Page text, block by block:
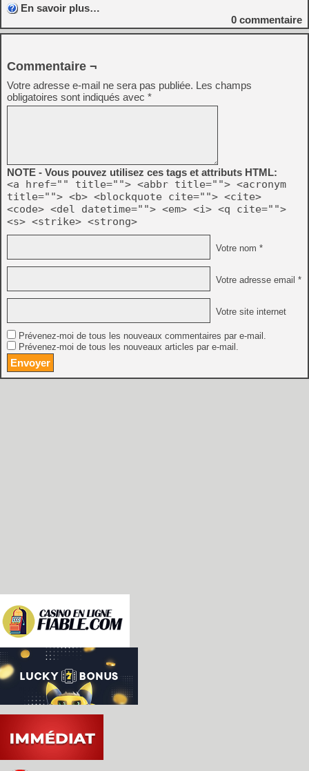
En savoir plus…
0 commentaire
Commentaire ¬
Votre adresse e-mail ne sera pas publiée. Les champs
obligatoires sont indiqués avec *
NOTE - Vous pouvez utilisez ces tags et attributs HTML:
<a href="" title=""> <abbr title=""> <acronym
title=""> <b> <blockquote cite=""> <cite>
<code> <del datetime=""> <em> <i> <q cite="">
<s> <strike> <strong>
Votre nom *
Votre adresse email *
Votre site internet
Prévenez-moi de tous les nouveaux commentaires par e-mail.
Prévenez-moi de tous les nouveaux articles par e-mail.